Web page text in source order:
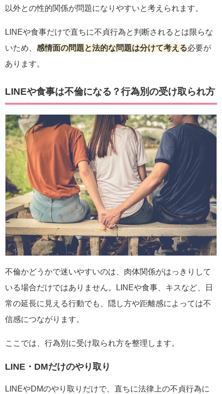
以外との性的関係が問題になりやすいと考えられます。
LINEや食事だけで直ちに不貞行為と判断されるとは限らな
いため、 感情面の問題と法的な問題は分けて考える必要が
あります。
LINEや食事は不倫になる？行為別の受け取られ方
不倫かどうかで迷いやすいのは、肉体関係がはっきりして
いる場合だけではありません。LINEや食事、キスなど、日
常の延長に見える行動でも、隠し方や距離感によっては不
信感につながります。
ここでは、行為別に受け取られ方を整理します。
LINE・DMだけのやり取り
LINEやDMのやり取りだけで、直ちに法律上の不貞行為に